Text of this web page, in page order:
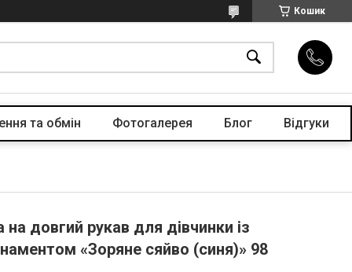
Кошик
та обмін Фотогалерея Блог Відгуки
довгий рукав для дівчинки із
«Зоряне сяйво (синя)» 98